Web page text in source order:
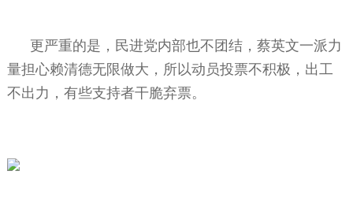
更严重的是，民进党内部也不团结，蔡英文一派力
量担心赖清德无限做大，所以动员投票不积极，出工
不出力，有些支持者干脆弃票。